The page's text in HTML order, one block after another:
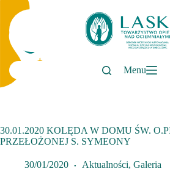
treści
Menu
30.01.2020 KOLĘDA W DOMU ŚW.
PRZEŁOŻONEJ S. SYMEONY
30/01/2020 Aktualności, Galeria